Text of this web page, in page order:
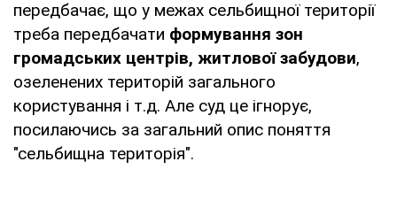
передбачає, що у межах сельбищної території
треба передбачати формування зон
громадських центрів, житлової забудови,
озеленених територій загального
користування і т.д. Але суд це ігнорує,
посилаючись за загальний опис поняття
"сельбищна територія".